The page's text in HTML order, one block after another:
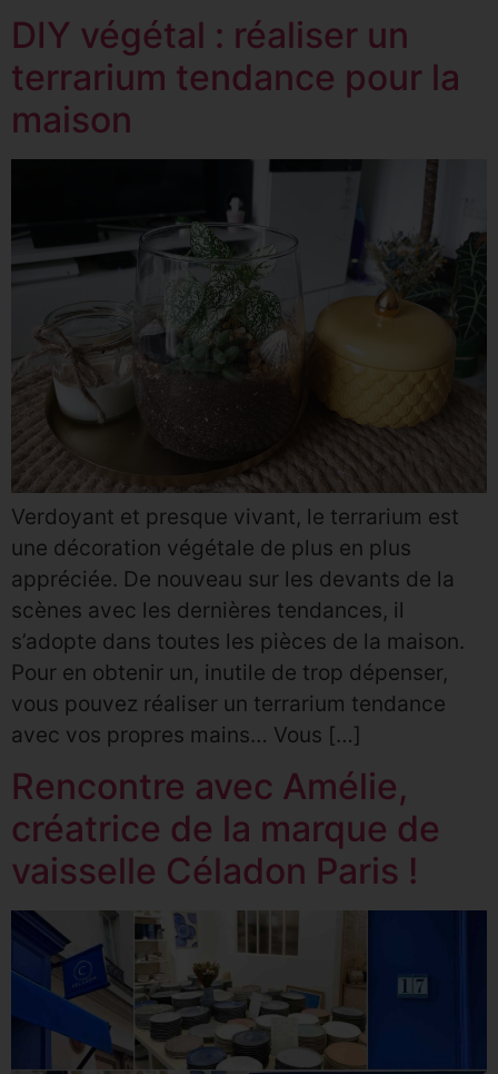
DIY végétal : réaliser un
terrarium tendance pour la
maison
Verdoyant et presque vivant, le terrarium est
une décoration végétale de plus en plus
appréciée. De nouveau sur les devants de la
scènes avec les dernières tendances, il
s’adopte dans toutes les pièces de la maison.
Pour en obtenir un, inutile de trop dépenser,
vous pouvez réaliser un terrarium tendance
avec vos propres mains… Vous […]
Rencontre avec Amélie,
créatrice de la marque de
vaisselle Céladon Paris !